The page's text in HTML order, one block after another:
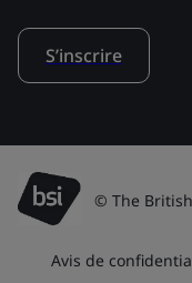
S’inscrire
© The
Avis de